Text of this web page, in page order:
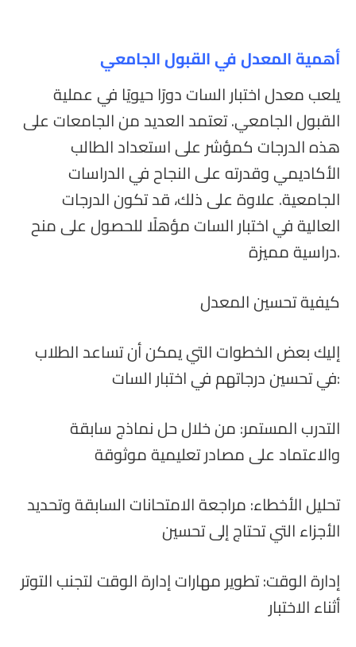
أهمية المعدل في القبول الجامعي
يلعب معدل اختبار السات دورًا حيويًا في عملية
القبول الجامعي. تعتمد العديد من الجامعات على
هذه الدرجات كمؤشر على استعداد الطالب
الأكاديمي وقدرته على النجاح في الدراسات
الجامعية. علاوة على ذلك، قد تكون الدرجات
العالية في اختبار السات مؤهلًا للحصول على منح
دراسية مميزة.
كيفية تحسين المعدل
إليك بعض الخطوات التي يمكن أن تساعد الطلاب
في تحسين درجاتهم في اختبار السات:
التدرب المستمر: من خلال حل نماذج سابقة
والاعتماد على مصادر تعليمية موثوقة
تحليل الأخطاء: مراجعة الامتحانات السابقة وتحديد
الأجزاء التي تحتاج إلى تحسين
إدارة الوقت: تطوير مهارات إدارة الوقت لتجنب التوتر
أثناء الاختبار